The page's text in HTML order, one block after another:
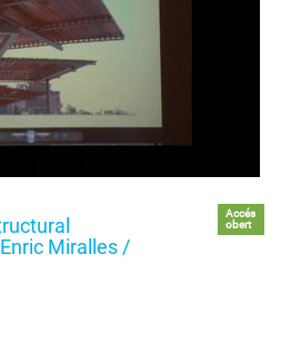
Miralles /
Accés
obert